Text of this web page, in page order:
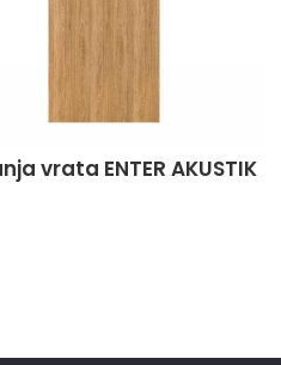
vrata ENTER AKUSTIK